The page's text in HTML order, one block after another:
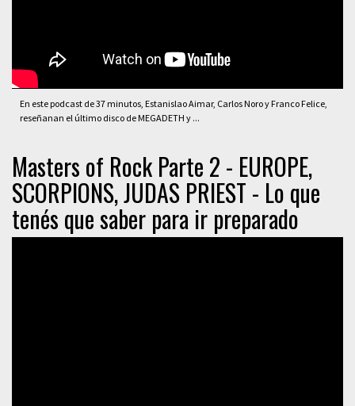
En este podcast de 37 minutos, Estanislao Aimar, Carlos Noro y Franco Felice,
reseñanan el último disco de MEGADETH y ...
Masters of Rock Parte 2 - EUROPE,
SCORPIONS, JUDAS PRIEST - Lo que
tenés que saber para ir preparado